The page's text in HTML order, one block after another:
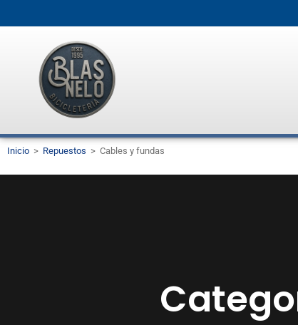
Inicio > Repuestos > Cables y fundas